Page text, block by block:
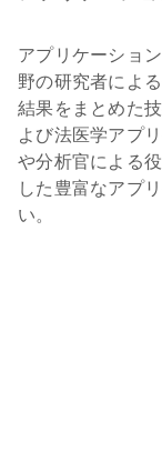
アプリケーショ
野の研究者によ
結果をまとめた
よび法医学アプ
や分析官による
した豊富なアプ
い。